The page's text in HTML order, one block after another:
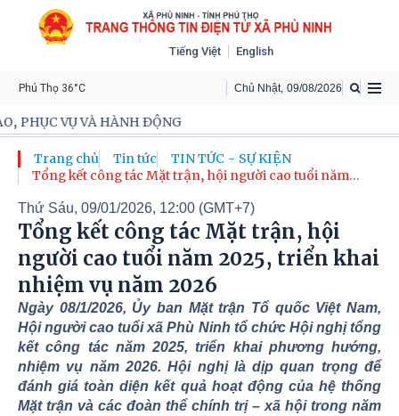
Tiếng Việt English
Chủ Nhật, 09/08/2026
Phú Thọ 36°C
ĐỘNG
Trang chủ Tin tức
TIN TỨC - SỰ KIỆN
Tổng kết công tác Mặt trận, hội người cao tuổi năm
Thứ Sáu, 09/01/2026, 12:00 (GMT+7)
Tổng kết công tác Mặt trận, hội
người cao tuổi năm 2025, triển khai
nhiệm vụ năm 2026
Ngày 08/1/2026, Ủy ban Mặt trận Tổ quốc Việt Nam,
Hội người cao tuổi xã Phù Ninh tổ chức Hội nghị tổng
kết công tác năm 2025, triển khai phương hướng,
nhiệm vụ năm 2026. Hội nghị là dịp quan trọng để
đánh giá toàn diện kết quả hoạt động của hệ thống
Mặt trận và các đoàn thể chính trị – xã hội trong năm